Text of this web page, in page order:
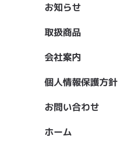
お知らせ
取扱商品
会社案内
個人情報保護方針
お問い合わせ
ホーム